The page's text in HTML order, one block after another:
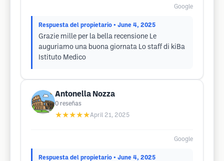
Google
Respuesta del propietario • June 4, 2025
Grazie mille per la bella recensione Le
auguriamo una buona giornata Lo staff di kiBa
Istituto Medico
Antonella Nozza
0 reseñas
★★★★★April 21, 2025
Google
Respuesta del propietario • June 4, 2025